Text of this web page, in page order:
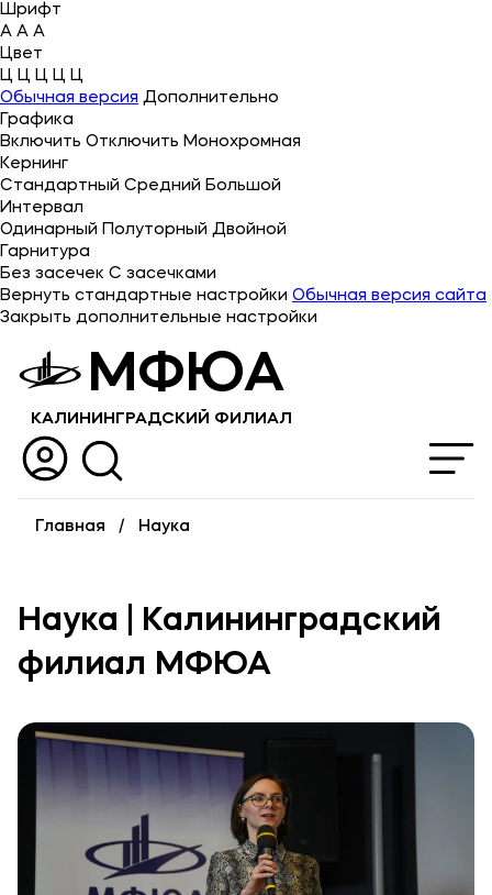
Шрифт
A A A
Цвет
Ц Ц Ц Ц Ц
Обычная версия Дополнительно
Графика
Включить Отключить Монохромная
Кернинг
Стандартный Средний Большой
Интервал
Одинарный Полуторный Двойной
Гарнитура
Без засечек С засечками
Вернуть стандартные настройки Обычная версия сайта
Закрыть дополнительные настройки
МФЮА
КАЛИНИНГРАДСКИЙ ФИЛИАЛ
Об университете
Лицензии и документы
Сведения об образовательной организации
Абитуриенту
Наука
Абитуриентам
Студентам
Выпускникам
Карьера
Уровни образования
Высшее образование
Дополнительное профессиональное образование
Объявления
Контакты
Банковские реквизиты
Главная Наука
Наука | Калининградский
филиал МФЮА